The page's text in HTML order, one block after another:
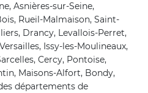
Asnières-sur-Seine,
Rueil-Malmaison, Saint-
Drancy, Levallois-Perret,
Issy-les-Moulineaux,
Cercy, Pontoise,
Maisons-Alfort, Bondy,
départements de